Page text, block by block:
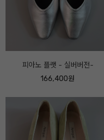
미우 메리제인 램스킨 스니커즈 +
블랙추가 + 봄여름 오너추천-